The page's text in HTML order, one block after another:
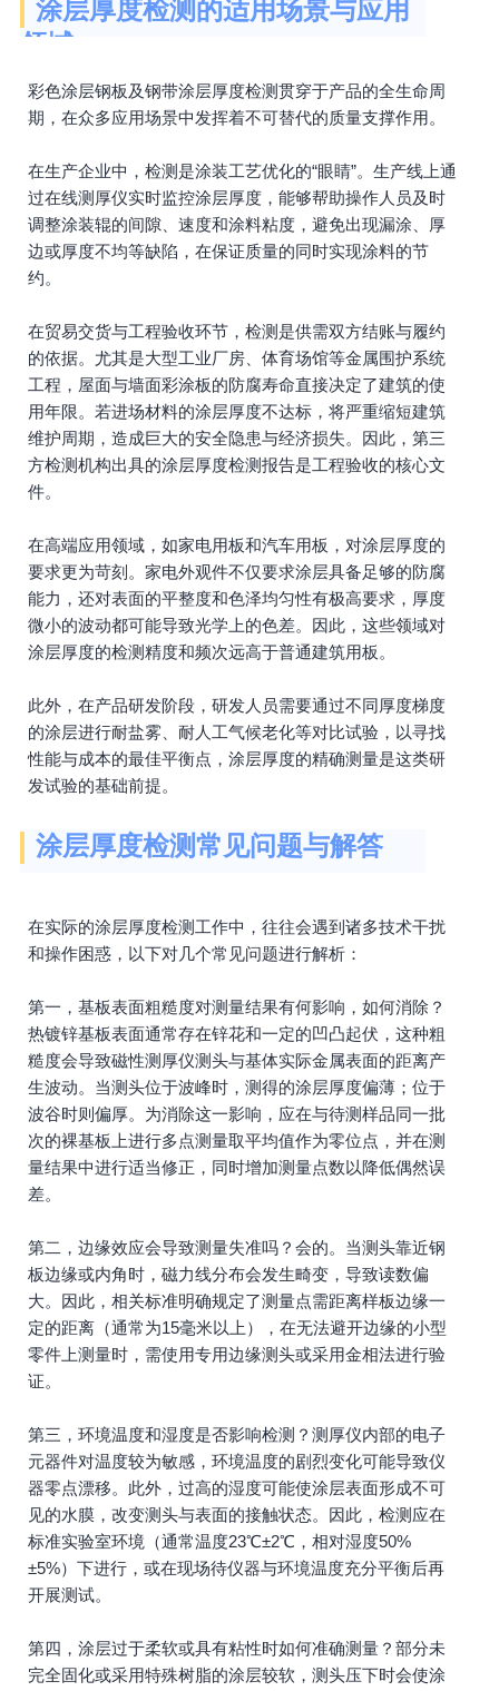
涂层厚度检测的适用场景与应用
领域
彩色涂层钢板及钢带涂层厚度检测贯穿于产品的全生命周
期，在众多应用场景中发挥着不可替代的质量支撑作用。
在生产企业中，检测是涂装工艺优化的“眼睛”。生产线上通
过在线测厚仪实时监控涂层厚度，能够帮助操作人员及时
调整涂装辊的间隙、速度和涂料粘度，避免出现漏涂、厚
边或厚度不均等缺陷，在保证质量的同时实现涂料的节
约。
在贸易交货与工程验收环节，检测是供需双方结账与履约
的依据。尤其是大型工业厂房、体育场馆等金属围护系统
工程，屋面与墙面彩涂板的防腐寿命直接决定了建筑的使
用年限。若进场材料的涂层厚度不达标，将严重缩短建筑
维护周期，造成巨大的安全隐患与经济损失。因此，第三
方检测机构出具的涂层厚度检测报告是工程验收的核心文
件。
在高端应用领域，如家电用板和汽车用板，对涂层厚度的
要求更为苛刻。家电外观件不仅要求涂层具备足够的防腐
能力，还对表面的平整度和色泽均匀性有极高要求，厚度
微小的波动都可能导致光学上的色差。因此，这些领域对
涂层厚度的检测精度和频次远高于普通建筑用板。
此外，在产品研发阶段，研发人员需要通过不同厚度梯度
的涂层进行耐盐雾、耐人工气候老化等对比试验，以寻找
性能与成本的最佳平衡点，涂层厚度的精确测量是这类研
发试验的基础前提。
涂层厚度检测常见问题与解答
在实际的涂层厚度检测工作中，往往会遇到诸多技术干扰
和操作困惑，以下对几个常见问题进行解析：
第一，基板表面粗糙度对测量结果有何影响，如何消除？
热镀锌基板表面通常存在锌花和一定的凹凸起伏，这种粗
糙度会导致磁性测厚仪测头与基体实际金属表面的距离产
生波动。当测头位于波峰时，测得的涂层厚度偏薄；位于
波谷时则偏厚。为消除这一影响，应在与待测样品同一批
次的裸基板上进行多点测量取平均值作为零位点，并在测
量结果中进行适当修正，同时增加测量点数以降低偶然误
差。
第二，边缘效应会导致测量失准吗？会的。当测头靠近钢
板边缘或内角时，磁力线分布会发生畸变，导致读数偏
大。因此，相关标准明确规定了测量点需距离样板边缘一
定的距离（通常为15毫米以上），在无法避开边缘的小型
零件上测量时，需使用专用边缘测头或采用金相法进行验
证。
第三，环境温度和湿度是否影响检测？测厚仪内部的电子
元器件对温度较为敏感，环境温度的剧烈变化可能导致仪
器零点漂移。此外，过高的湿度可能使涂层表面形成不可
见的水膜，改变测头与表面的接触状态。因此，检测应在
标准实验室环境（通常温度23℃±2℃，相对湿度50%
±5%）下进行，或在现场待仪器与环境温度充分平衡后再
开展测试。
第四，涂层过于柔软或具有粘性时如何准确测量？部分未
完全固化或采用特殊树脂的涂层较软，测头压下时会使涂